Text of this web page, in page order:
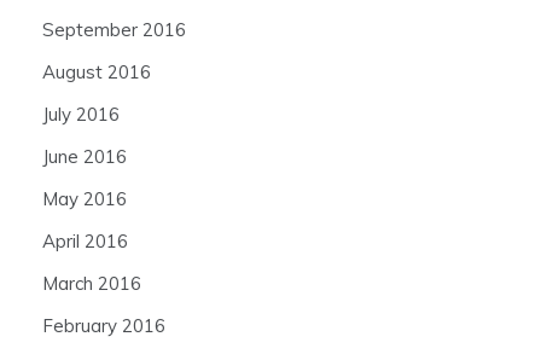
September 2016
August 2016
July 2016
June 2016
May 2016
April 2016
March 2016
February 2016